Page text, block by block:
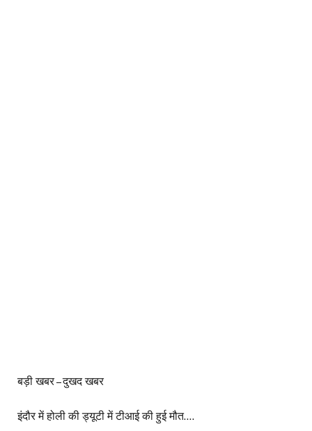
बड़ी खबर – दुखद खबर
इंदौर में होली की ड्यूटी में टीआई की हुई मौत….